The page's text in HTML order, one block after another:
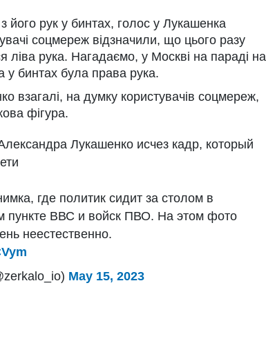
рук у бинтах, голос у Лукашенка
соцмереж відзначили, що цього разу
ліва рука. Нагадаємо, у Москві на параді на
у бинтах була права рука.
взагалі, на думку користувачів соцмереж,
фігура.
Лукашенко исчез кадр, который
где политик сидит за столом в
пункте ВВС и войск ПВО. На этом фото
неестественно.
May 15, 2023